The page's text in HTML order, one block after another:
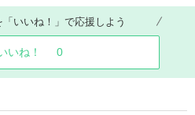
いいね！」で応援しよう
いね！ 0